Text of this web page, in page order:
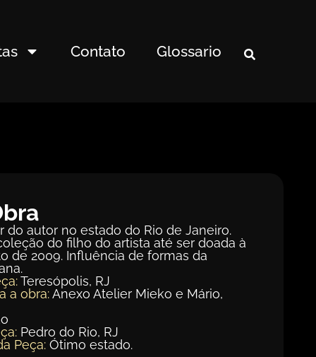
Contato Glossario
do autor no estado do Rio de Janeiro.
do filho do artista até ser doada à
de 2009. Influência de formas da
Teresópolis, RJ
a obra:Anexo Atelier Mieko e Mário,
Pedro do Rio, RJ
Peça:Ótimo estado.